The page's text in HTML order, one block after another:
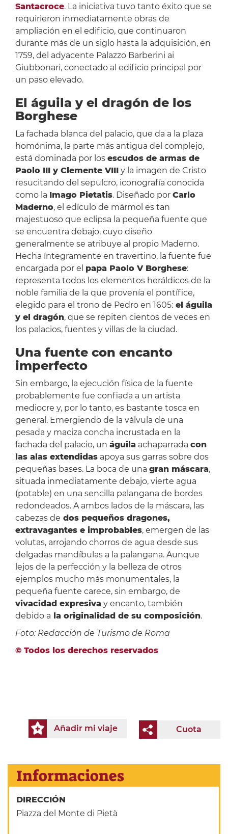
Santacroce. La iniciativa tuvo tanto éxito que se
requirieron inmediatamente obras de
ampliación en el edificio, que continuaron
durante más de un siglo hasta la adquisición, en
1759, del adyacente Palazzo Barberini ai
Giubbonari, conectado al edificio principal por
un paso elevado.
El águila y el dragón de los
Borghese
La fachada blanca del palacio, que da a la plaza
homónima, la parte más antigua del complejo,
está dominada por los escudos de armas de
Paolo III y Clemente VIIIy la imagen de Cristo
resucitando del sepulcro, iconografía conocida
como la Imago Pietatis. Diseñado por Carlo
Maderno, el edículo de mármol es tan
majestuoso que eclipsa la pequeña fuente que
se encuentra debajo, cuyo diseño
generalmente se atribuye al propio Maderno.
Hecha íntegramente en travertino, la fuente fue
encargada por el papa Paolo V Borghese:
representa todos los elementos heráldicos de la
noble familia de la que provenía el pontífice,
elegido para el trono de Pedro en 1605:el águila
y el dragón, que se repiten cientos de veces en
los palacios, fuentes y villas de la ciudad.
Una fuente con encanto
imperfecto
Sin embargo, la ejecución física de la fuente
probablemente fue confiada a un artista
mediocre y, por lo tanto, es bastante tosca en
general. Emergiendo de la válvula de una
pesada y maciza concha incrustada en la
fachada del palacio, un águila achaparrada con
las alas extendidasapoya sus garras sobre dos
pequeñas bases. La boca de una gran máscara,
situada inmediatamente debajo, vierte agua
(potable) en una sencilla palangana de bordes
redondeados. A ambos lados de la máscara, las
cabezas de dos pequeños dragones,
extravagantes e improbables, emergen de las
volutas, arrojando chorros de agua desde sus
delgadas mandíbulas a la palangana. Aunque
lejos de la perfección y la belleza de otros
ejemplos mucho más monumentales, la
pequeña fuente carece, sin embargo, de
vivacidad expresiva y encanto, también
debido a la originalidad de su composición.
Foto: Redacción de Turismo de Roma
© Todos los derechos reservados
Cuota
Añadir mi viaje
Informaciones
DIRECCIÓN
Piazza del Monte di Pietà